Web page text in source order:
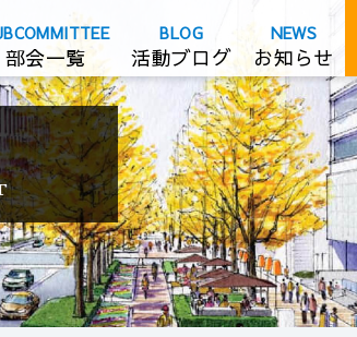
部会一覧 活動ブログ お知らせ